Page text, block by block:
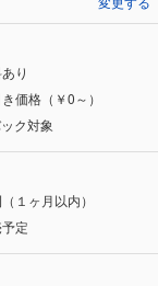
変更する
り
価格（￥0～）
ク対象
１ヶ月以内）
定